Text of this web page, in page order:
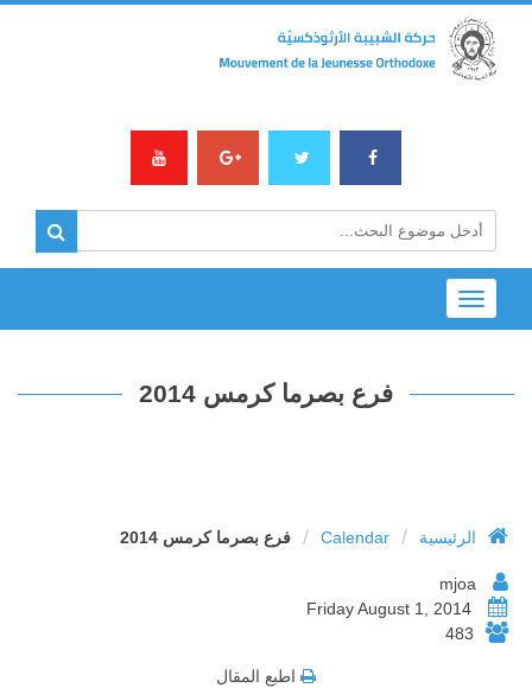
Toggle
navigation
فرع بصرما كرمس 2014
الرئيسية /
Calendar
/ فرع بصرما كرمس 2014
483
اطبع المقال